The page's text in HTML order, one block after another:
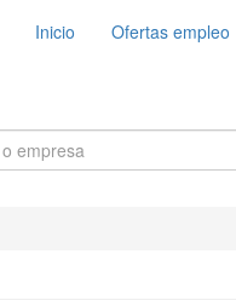
Inicio Ofertas empleo